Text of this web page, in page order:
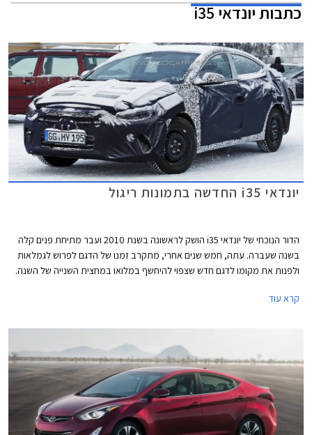
כתבותיונדאי i35
יונדאי i35 החדשה בתמונות ריגול
הדור הנוכחי של יונדאי i35 הושק לראשונה בשנת 2010 ועבר מתיחת פנים קלה
בשנה שעברה. עתה, חמש שנים אחרי, מתקרב זמנו של הדגם לפרוש לגמלאות
ולפנות את מקומו לדגם חדש שצפוי להיחשף במלואו במחצית השנייה של השנה.
ההזדמנות על מנת לצלם סט תמונות של הרכב המוסווה.
קרא עוד